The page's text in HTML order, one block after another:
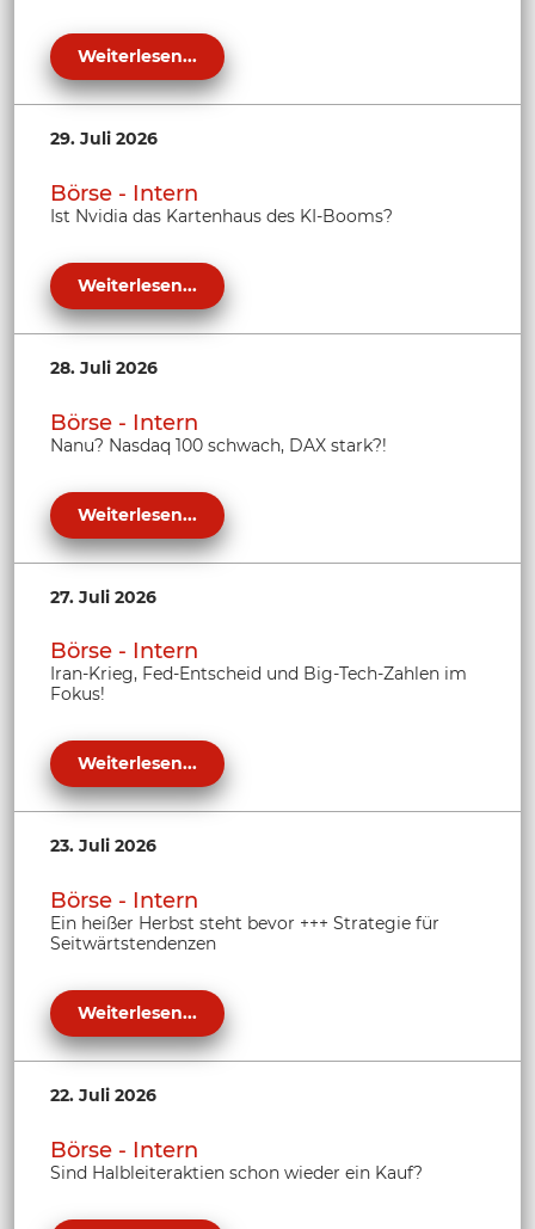
Weiterlesen...
29. Juli 2026
Börse - Intern
Ist Nvidia das Kartenhaus des KI-Booms?
Weiterlesen...
28. Juli 2026
Börse - Intern
Nanu? Nasdaq 100 schwach, DAX stark?!
Weiterlesen...
27. Juli 2026
Börse - Intern
Iran-Krieg, Fed-Entscheid und Big-Tech-Zahlen im
Fokus!
Weiterlesen...
23. Juli 2026
Börse - Intern
Ein heißer Herbst steht bevor +++ Strategie für
Seitwärtstendenzen
Weiterlesen...
22. Juli 2026
Börse - Intern
Sind Halbleiteraktien schon wieder ein Kauf?